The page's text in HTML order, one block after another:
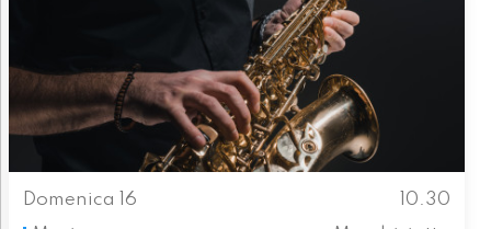
Domenica 16
10.30